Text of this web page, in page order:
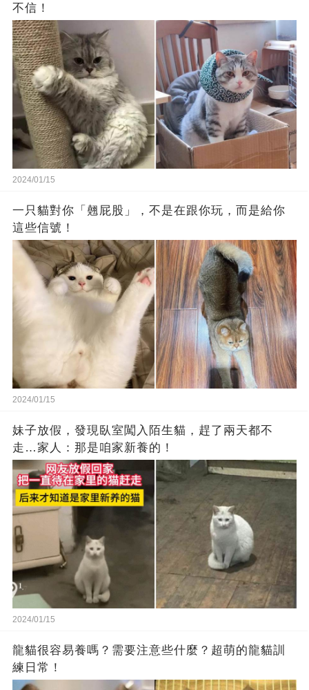
不信！
2024/01/15
一只貓對你「翹屁股」，不是在跟你玩，而是給你
這些信號！
2024/01/15
妹子放假，發現臥室闖入陌生貓，趕了兩天都不
走…家人：那是咱家新養的！
2024/01/15
龍貓很容易養嗎？需要注意些什麼？超萌的龍貓訓
練日常！